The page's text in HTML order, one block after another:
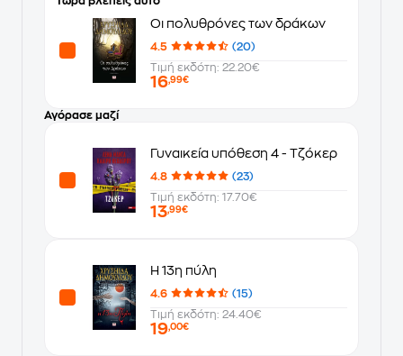
Οι πολυθρόνες των δράκων
4.5
(20)
Τιμή εκδότη: 22.20€
16,99€
Αγόρασε μαζί
Γυναικεία υπόθεση 4 - Τζόκερ
4.8
(23)
Τιμή εκδότη: 17.70€
13,99€
Η 13η πύλη
4.6
(15)
Τιμή εκδότη: 24.40€
19,00€